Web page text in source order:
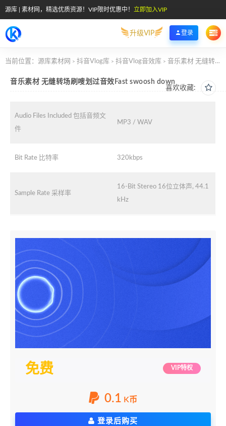
源库 | 素材网，精选优质资源！VIP限时优惠中！ 立即加入VIP
升级VIP 登录
当前位置： 源库素材网 > 抖音Vlog库 > 抖音Vlog音效库 > 音乐素材 无缝转场刷嗖划过音效Fast swoosh down
喜欢收藏:
音乐素材 无缝转场刷嗖划过音效Fast swoosh down
Audio Files Included 包括音频文
件
MP3 / WAV
Bit Rate 比特率 320kbps
Sample Rate 采样率
16-Bit Stereo 16位立体声, 44.1
kHz
免费 VIP特权
0.1 K币
登录后购买